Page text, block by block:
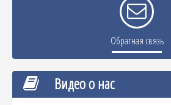
Обратная связь
Видео о нас